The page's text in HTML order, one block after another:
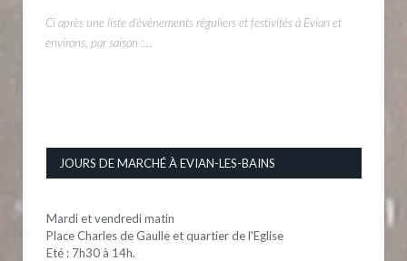
Ci après une liste d’événements réguliers et festivités à Evian et
environs, par saison :…
JOURS DE MARCHÉ À EVIAN-LES-BAINS
Mardi et vendredi matin
Place Charles de Gaulle et quartier de l'Eglise
Eté : 7h30 à 14h.